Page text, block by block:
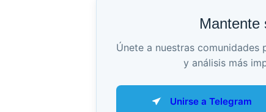
Mantente
Únete a nuestras
y análisis más
Unirse a Telegram